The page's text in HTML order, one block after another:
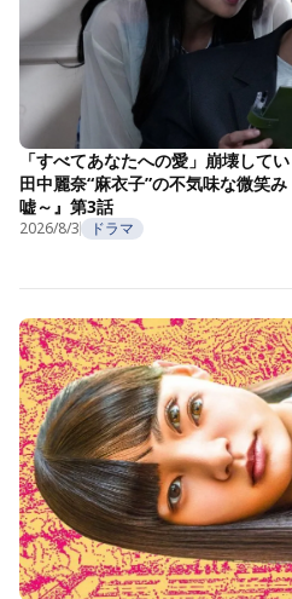
「すべてあなたへの愛」崩壊して
田中麗奈“麻衣子”の不気味な微笑
嘘～』第3話
2026/8/3 ドラマ